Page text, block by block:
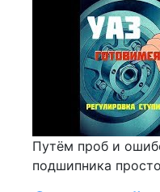
Путём проб и
подшипника